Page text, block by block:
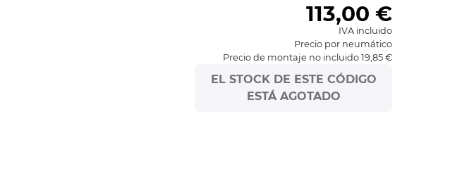
113,00 €
IVA incluido
Precio por neumático
Precio de montaje no incluido 19,85 €
EL STOCK DE ESTE CÓDIGO
ESTÁ AGOTADO